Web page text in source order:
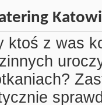
ktoś z was